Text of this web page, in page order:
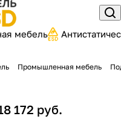
мебель
Промышленная мебель
172 руб.